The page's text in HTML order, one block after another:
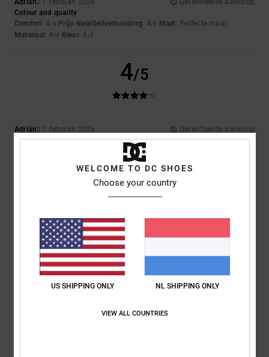
Adrián21. februari 2026
Geverifieerde aankoop
Colour and quality
Comfort: 4/5 Prijs-kwaliteitverhouding: 4/5 Maat: Perfecte maat
Materiaal : 4/5 Kleur: 5 /5
4/5
Adrián21. februari 2026
Geverifieerde aankoop
It’s exactly what I asked for
Prijs-kwaliteitverhouding: 5
5/5
Nicolas21. januari 2026
Geverifieerde aankoop
Nice cut and a reasonable price in the sale
WELCOME TO DC SHOES
Choose your country
US SHIPPING ONLY NL SHIPPING ONLY
VIEW ALL COUNTRIES